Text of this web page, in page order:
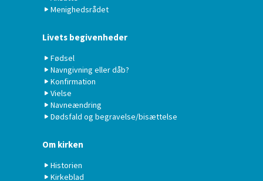
Menighedsrådet
Livets begivenheder
Fødsel
Navngivning eller dåb?
Konfirmation
Vielse
Navneændring
Dødsfald og begravelse/bisættelse
Om kirken
Historien
Kirkeblad